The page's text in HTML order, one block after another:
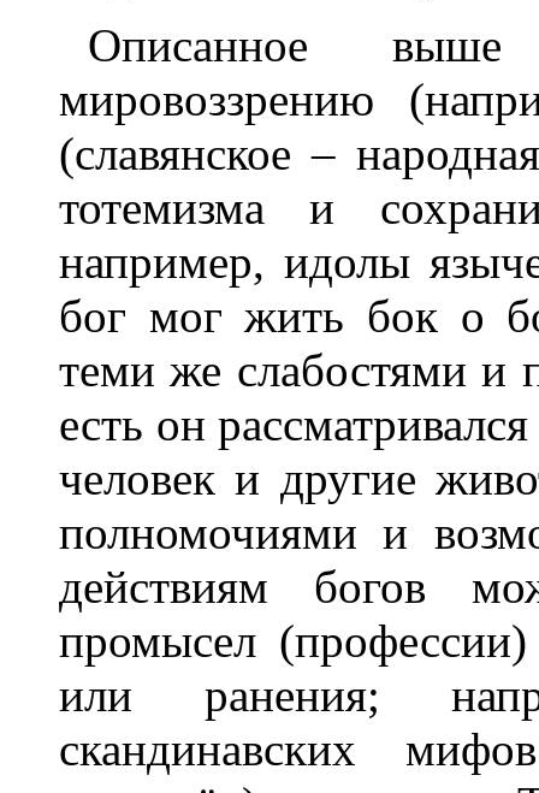
Описанное выше
мировоззрению
(славянское –
тотемизма и
например, идолы
бог мог жить бок о
теми же слабостями и
есть он
человек и другие
полномочиями и
действиям богов
промысел
или ранения;
скандинавских